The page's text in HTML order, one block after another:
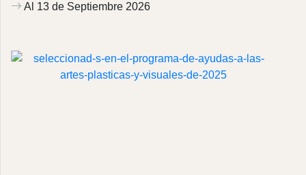
Al 13 de Septiembre 2026